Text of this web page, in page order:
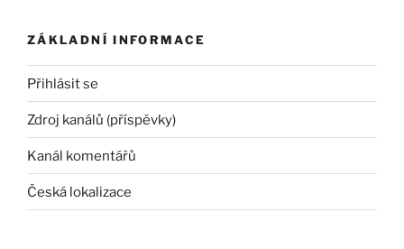
ZÁKLADNÍ INFORMACE
Přihlásit se
Zdroj kanálů (příspěvky)
Kanál komentářů
Česká lokalizace